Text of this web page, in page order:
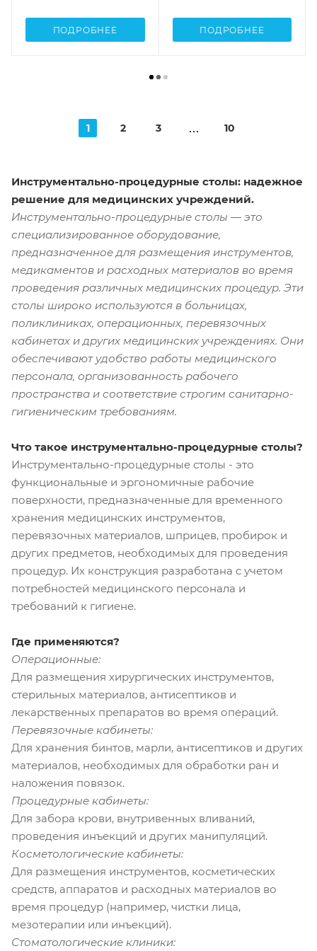
ПОДРОБНЕЕ ПОДРОБНЕЕ
1 2 3 10
Инструментально-процедурные столы: надежное
решение для медицинских учреждений.
Инструментально-процедурные столы — это
специализированное оборудование,
предназначенное для размещения инструментов,
медикаментов и расходных материалов во время
проведения различных медицинских процедур. Эти
столы широко используются в больницах,
поликлиниках, операционных, перевязочных
кабинетах и других медицинских учреждениях. Они
обеспечивают удобство работы медицинского
персонала, организованность рабочего
пространства и соответствие строгим санитарно-
гигиеническим требованиям.
Что такое инструментально-процедурные столы?
Инструментально-процедурные столы - это
функциональные и эргономичные рабочие
поверхности, предназначенные для временного
хранения медицинских инструментов,
перевязочных материалов, шприцев, пробирок и
других предметов, необходимых для проведения
процедур. Их конструкция разработана с учетом
потребностей медицинского персонала и
требований к гигиене.
Где применяются?
Операционные:
Для размещения хирургических инструментов,
стерильных материалов, антисептиков и
лекарственных препаратов во время операций.
Перевязочные кабинеты:
Для хранения бинтов, марли, антисептиков и других
материалов, необходимых для обработки ран и
наложения повязок.
Процедурные кабинеты:
Для забора крови, внутривенных вливаний,
проведения инъекций и других манипуляций.
Косметологические кабинеты:
Для размещения инструментов, косметических
средств, аппаратов и расходных материалов во
время процедур (например, чистки лица,
мезотерапии или инъекций).
Стоматологические клиники: